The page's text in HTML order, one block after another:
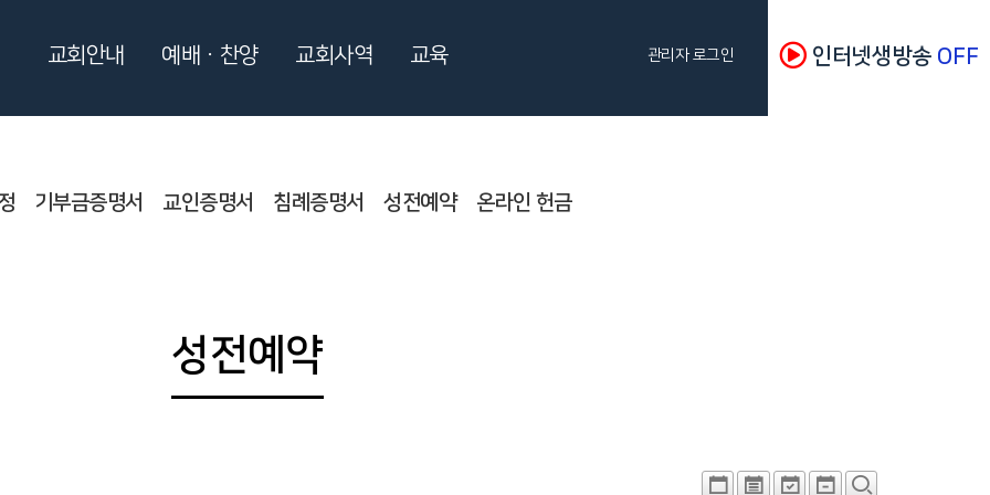
기부금증명서 교인증명서 침례증명서 성전예약 온라인 헌금
성전예약
교회안내 예배ㆍ찬양 교회사역 교육 관리자 로그인 인터넷생방송 OFF